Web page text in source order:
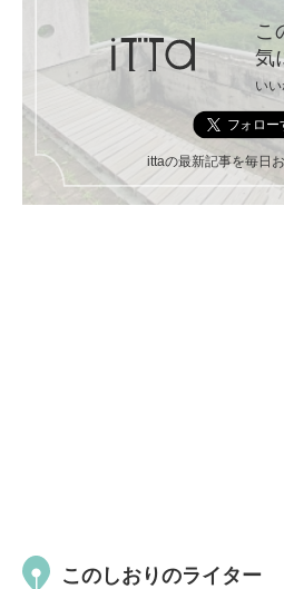
こ
気
い
ittaの最新記事を毎日
このしおりのライター